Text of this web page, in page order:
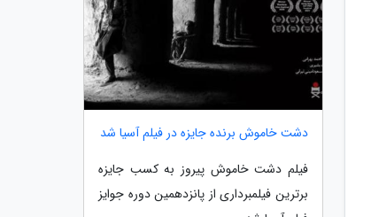
دشت خاموش برنده جایزه در فیلم آسیا شد
فیلم دشت خاموش پیروز به کسب جایزه
برترین فیلمبرداری از پانزدهمین دوره جوایز